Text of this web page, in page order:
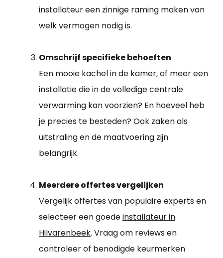
installateur een zinnige raming maken van
welk vermogen nodig is.
Omschrijf specifieke behoeften
Een mooie kachel in de kamer, of meer een
installatie die in de volledige centrale
verwarming kan voorzien? En hoeveel heb
je precies te besteden? Ook zaken als
uitstraling en de maatvoering zijn
belangrijk.
Meerdere offertes vergelijken
Vergelijk offertes van populaire experts en
selecteer een goedeinstallateur in
Hilvarenbeek. Vraag om reviews en
controleer of benodigde keurmerken